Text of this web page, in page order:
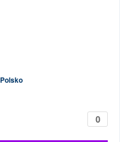
Polsko
0